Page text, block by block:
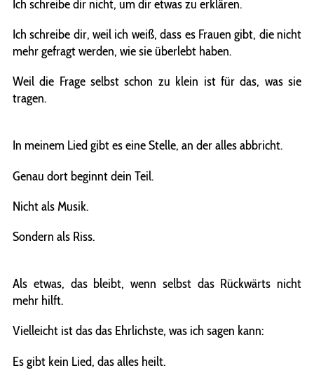
Ich schreibe dir nicht, um dir etwas zu erklären.
Ich schreibe dir, weil ich weiß, dass es Frauen gibt, die nicht
mehr gefragt werden, wie sie überlebt haben.
Weil die Frage selbst schon zu klein ist für das, was sie
tragen.
In meinem Lied gibt es eine Stelle, an der alles abbricht.
Genau dort beginnt dein Teil.
Nicht als Musik.
Sondern als Riss.
Als etwas, das bleibt, wenn selbst das Rückwärts nicht
mehr hilft.
Vielleicht ist das das Ehrlichste, was ich sagen kann:
Es gibt kein Lied, das alles heilt.